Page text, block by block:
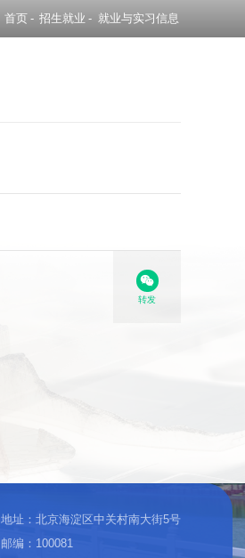
首页 - 招生就业 - 就业与实习信息
转发
地址：北京海淀区中关村南大街5号
邮编：100081